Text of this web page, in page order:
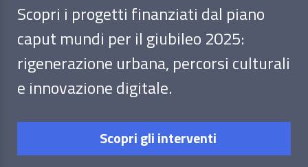
Scopri i progetti finanziati dal piano
caput mundi per il giubileo 2025:
rigenerazione urbana, percorsi culturali
e innovazione digitale.
Scopri gli interventi